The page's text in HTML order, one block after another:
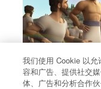
我们使用 Cookie 以
容和广告、提供社交
体、广告和分析合作